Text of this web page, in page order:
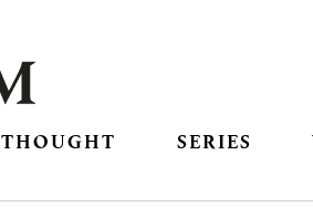
THOUGHT SERIES